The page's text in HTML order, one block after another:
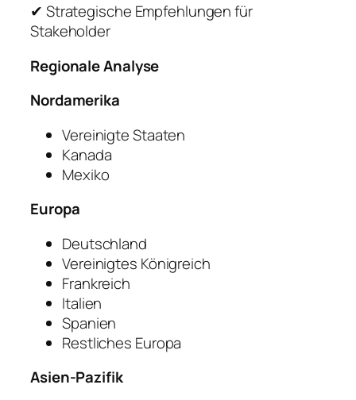
✔ Strategische Empfehlungen für
Stakeholder
Regionale Analyse
Nordamerika
Vereinigte Staaten
Kanada
Mexiko
Europa
Deutschland
Vereinigtes Königreich
Frankreich
Italien
Spanien
Restliches Europa
Asien-Pazifik